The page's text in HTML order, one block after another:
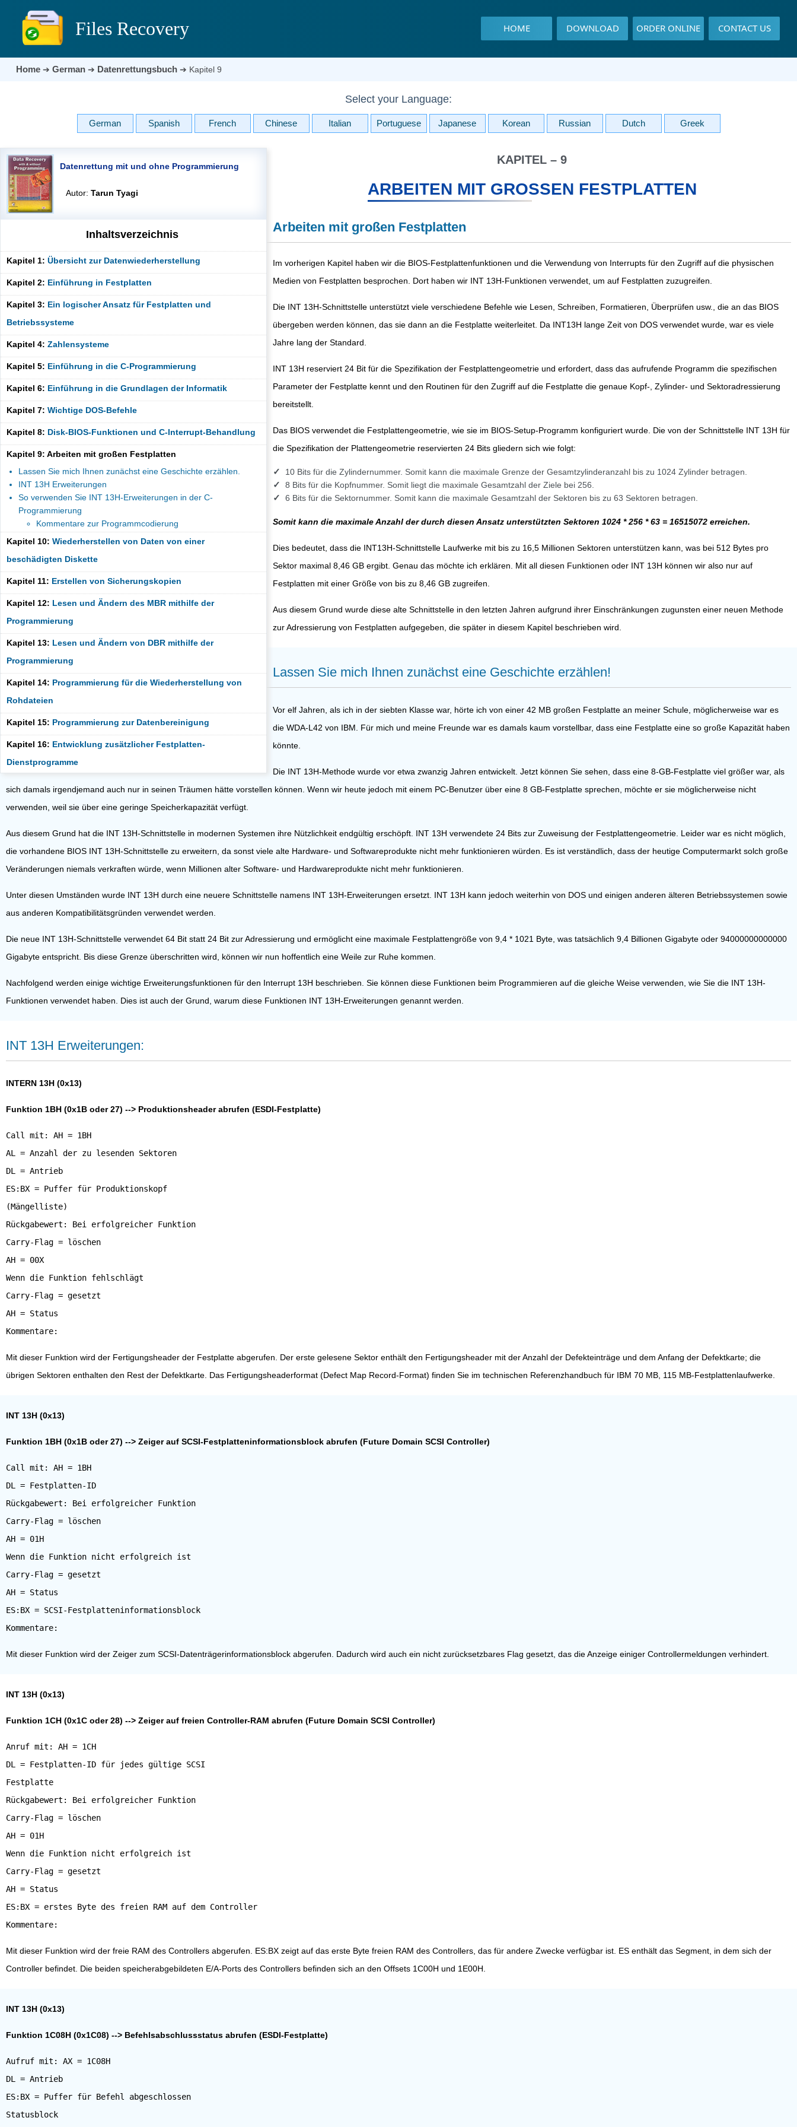
Files Recovery HOME DOWNLOAD ORDER ONLINE CONTACT US
Home➔ German ➔ Datenrettungsbuch➔ Kapitel 9
Select your Language:
German Spanish French Chinese Italian Portuguese Japanese Korean Russian Dutch Greek
Datenrettung mit und ohne Programmierung
Autor: Tarun Tyagi
Inhaltsverzeichnis
Kapitel 1: Übersicht zur Datenwiederherstellung
Kapitel 2: Einführung in Festplatten
Kapitel 3: Ein logischer Ansatz für Festplatten und
Betriebssysteme
Kapitel 4: Zahlensysteme
Kapitel 5: Einführung in die C-Programmierung
Kapitel 6: Einführung in die Grundlagen der Informatik
Kapitel 7: Wichtige DOS-Befehle
Kapitel 8: Disk-BIOS-Funktionen und C-Interrupt-Behandlung
Kapitel 9: Arbeiten mit großen Festplatten
Lassen Sie mich Ihnen zunächst eine Geschichte erzählen.
INT 13H Erweiterungen
So verwenden Sie INT 13H-Erweiterungen in der C-
Programmierung
Kommentare zur Programmcodierung
Kapitel 10: Wiederherstellen von Daten von einer
beschädigten Diskette
Kapitel 11: Erstellen von Sicherungskopien
Kapitel 12: Lesen und Ändern des MBR mithilfe der
Programmierung
Kapitel 13: Lesen und Ändern von DBR mithilfe der
Programmierung
Kapitel 14: Programmierung für die Wiederherstellung von
Rohdateien
Kapitel 15: Programmierung zur Datenbereinigung
Kapitel 16: Entwicklung zusätzlicher Festplatten-
Dienstprogramme
KAPITEL – 9
ARBEITEN MIT GROSSEN FESTPLATTEN
Arbeiten mit großen Festplatten
Im vorherigen Kapitel haben wir die BIOS-Festplattenfunktionen und die Verwendung von Interrupts für den Zugriff auf die physischen
Medien von Festplatten besprochen. Dort haben wir INT 13H-Funktionen verwendet, um auf Festplatten zuzugreifen.
Die INT 13H-Schnittstelle unterstützt viele verschiedene Befehle wie Lesen, Schreiben, Formatieren, Überprüfen usw., die an das BIOS
übergeben werden können, das sie dann an die Festplatte weiterleitet. Da INT13H lange Zeit von DOS verwendet wurde, war es viele
Jahre lang der Standard.
INT 13H reserviert 24 Bit für die Spezifikation der Festplattengeometrie und erfordert, dass das aufrufende Programm die spezifischen
Parameter der Festplatte kennt und den Routinen für den Zugriff auf die Festplatte die genaue Kopf-, Zylinder- und Sektoradressierung
bereitstellt.
Das BIOS verwendet die Festplattengeometrie, wie sie im BIOS-Setup-Programm konfiguriert wurde. Die von der Schnittstelle INT 13H für
die Spezifikation der Plattengeometrie reservierten 24 Bits gliedern sich wie folgt:
10 Bits für die Zylindernummer. Somit kann die maximale Grenze der Gesamtzylinderanzahl bis zu 1024 Zylinder betragen.
8 Bits für die Kopfnummer. Somit liegt die maximale Gesamtzahl der Ziele bei 256.
6 Bits für die Sektornummer. Somit kann die maximale Gesamtzahl der Sektoren bis zu 63 Sektoren betragen.
Somit kann die maximale Anzahl der durch diesen Ansatz unterstützten Sektoren 1024 * 256 * 63 = 16515072 erreichen.
Dies bedeutet, dass die INT13H-Schnittstelle Laufwerke mit bis zu 16,5 Millionen Sektoren unterstützen kann, was bei 512 Bytes pro
Sektor maximal 8,46 GB ergibt. Genau das möchte ich erklären. Mit all diesen Funktionen oder INT 13H können wir also nur auf
Festplatten mit einer Größe von bis zu 8,46 GB zugreifen.
Aus diesem Grund wurde diese alte Schnittstelle in den letzten Jahren aufgrund ihrer Einschränkungen zugunsten einer neuen Methode
zur Adressierung von Festplatten aufgegeben, die später in diesem Kapitel beschrieben wird.
Lassen Sie mich Ihnen zunächst eine Geschichte erzählen!
Vor elf Jahren, als ich in der siebten Klasse war, hörte ich von einer 42 MB großen Festplatte an meiner Schule, möglicherweise war es
die WDA-L42 von IBM. Für mich und meine Freunde war es damals kaum vorstellbar, dass eine Festplatte eine so große Kapazität haben
könnte.
Die INT 13H-Methode wurde vor etwa zwanzig Jahren entwickelt. Jetzt können Sie sehen, dass eine 8-GB-Festplatte viel größer war, als
sich damals irgendjemand auch nur in seinen Träumen hätte vorstellen können. Wenn wir heute jedoch mit einem PC-Benutzer über eine 8 GB-Festplatte sprechen, möchte er sie möglicherweise nicht
verwenden, weil sie über eine geringe Speicherkapazität verfügt.
Aus diesem Grund hat die INT 13H-Schnittstelle in modernen Systemen ihre Nützlichkeit endgültig erschöpft. INT 13H verwendete 24 Bits zur Zuweisung der Festplattengeometrie. Leider war es nicht möglich,
die vorhandene BIOS INT 13H-Schnittstelle zu erweitern, da sonst viele alte Hardware- und Softwareprodukte nicht mehr funktionieren würden. Es ist verständlich, dass der heutige Computermarkt solch große
Veränderungen niemals verkraften würde, wenn Millionen alter Software- und Hardwareprodukte nicht mehr funktionieren.
Unter diesen Umständen wurde INT 13H durch eine neuere Schnittstelle namens INT 13H-Erweiterungen ersetzt. INT 13H kann jedoch weiterhin von DOS und einigen anderen älteren Betriebssystemen sowie
aus anderen Kompatibilitätsgründen verwendet werden.
Die neue INT 13H-Schnittstelle verwendet 64 Bit statt 24 Bit zur Adressierung und ermöglicht eine maximale Festplattengröße von 9,4 * 1021 Byte, was tatsächlich 9,4 Billionen Gigabyte oder 94000000000000
Gigabyte entspricht. Bis diese Grenze überschritten wird, können wir nun hoffentlich eine Weile zur Ruhe kommen.
Nachfolgend werden einige wichtige Erweiterungsfunktionen für den Interrupt 13H beschrieben. Sie können diese Funktionen beim Programmieren auf die gleiche Weise verwenden, wie Sie die INT 13H-
Funktionen verwendet haben. Dies ist auch der Grund, warum diese Funktionen INT 13H-Erweiterungen genannt werden.
INT 13H Erweiterungen:
INTERN 13H (0x13)
Funktion 1BH (0x1B oder 27) --> Produktionsheader abrufen (ESDI-Festplatte)
Call mit: AH = 1BH
AL = Anzahl der zu lesenden Sektoren
DL = Antrieb
ES:BX = Puffer für Produktionskopf
(Mängelliste)
Rückgabewert: Bei erfolgreicher Funktion
Carry-Flag = löschen
AH = 00X
Wenn die Funktion fehlschlägt
Carry-Flag = gesetzt
AH = Status
Mit dieser Funktion wird der Fertigungsheader der Festplatte abgerufen. Der erste gelesene Sektor enthält den Fertigungsheader mit der Anzahl der Defekteinträge und dem Anfang der Defektkarte; die
übrigen Sektoren enthalten den Rest der Defektkarte. Das Fertigungsheaderformat (Defect Map Record-Format) finden Sie im technischen Referenzhandbuch für IBM 70 MB, 115 MB-Festplattenlaufwerke.
INT 13H (0x13)
Funktion 1BH (0x1B oder 27) --> Zeiger auf SCSI-Festplatteninformationsblock abrufen (Future Domain SCSI Controller)
Call mit: AH = 1BH
DL = Festplatten-ID
Rückgabewert: Bei erfolgreicher Funktion
Carry-Flag = löschen
AH = 01H
Wenn die Funktion nicht erfolgreich ist
Carry-Flag = gesetzt
AH = Status
ES:BX = SCSI-Festplatteninformationsblock
Mit dieser Funktion wird der Zeiger zum SCSI-Datenträgerinformationsblock abgerufen. Dadurch wird auch ein nicht zurücksetzbares Flag gesetzt, das die Anzeige einiger Controllermeldungen verhindert.
INT 13H (0x13)
Funktion 1CH (0x1C oder 28) --> Zeiger auf freien Controller-RAM abrufen (Future Domain SCSI Controller)
Anruf mit: AH = 1CH
DL = Festplatten-ID für jedes gültige SCSI
Festplatte
Rückgabewert: Bei erfolgreicher Funktion
Carry-Flag = löschen
AH = 01H
Wenn die Funktion nicht erfolgreich ist
Carry-Flag = gesetzt
AH = Status
ES:BX = erstes Byte des freien RAM auf dem Controller
Mit dieser Funktion wird der freie RAM des Controllers abgerufen. ES:BX zeigt auf das erste Byte freien RAM des Controllers, das für andere Zwecke verfügbar ist. ES enthält das Segment, in dem sich der
Controller befindet. Die beiden speicherabgebildeten E/A-Ports des Controllers befinden sich an den Offsets 1C00H und 1E00H.
INT 13H (0x13)
Funktion 1C08H (0x1C08) --> Befehlsabschlussstatus abrufen (ESDI-Festplatte)
Aufruf mit: AX = 1C08H
DL = Antrieb
ES:BX = Puffer für Befehl abgeschlossen
Statusblock